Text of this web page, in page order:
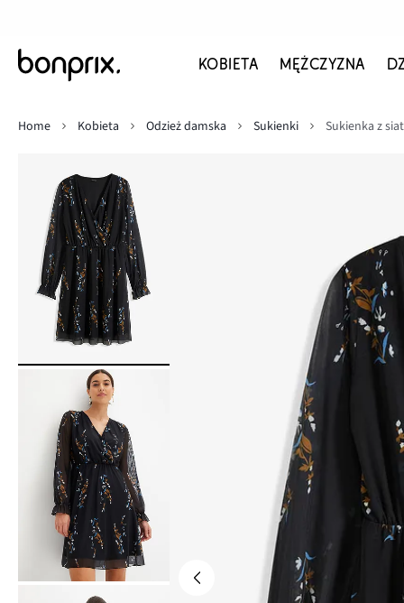
KOBIETA MĘŻCZYZNA
Home
Kobieta Odzież damska Sukienki Sukienka z